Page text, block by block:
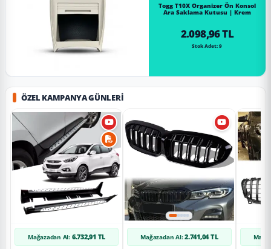
Togg T10X Organizer Ön Konsol
Ara Saklama Kutusu | Krem
2.098,96 TL
Stok Adet: 9
ÖZEL KAMPANYA GÜNLERI
Mağazadan Al: 6.732,91 TL Mağazadan Al: 2.741,04 TL